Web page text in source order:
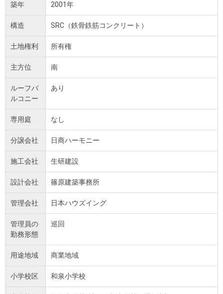
築年 2001年
構造 SRC（鉄骨鉄筋コンクリート）
土地権利 所有権
主方位 南
ルーフバ
ルコニー
あり
専用庭 なし
分譲会社 日商ハーモニー
施工会社 生研建設
設計会社 篠原建築事務所
管理会社 日本ハウズイング
管理員の
勤務形態
巡回
用途地域 商業地域
小学校区 和泉小学校